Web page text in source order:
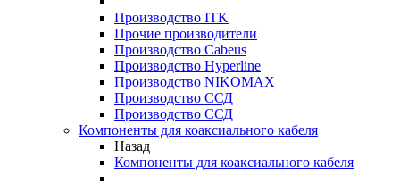
Производство ITK
Прочие производители
Производство Cabeus
Производство Hyperline
Производство NIKOMAX
Производство ССД
Производство ССД
Компоненты для коаксиального кабеля
Назад
Компоненты для коаксиального кабеля